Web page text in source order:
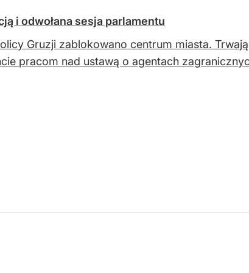
i odwołana sesja parlamentu
Gruzji zablokowano centrum miasta.
pracom nad ustawą o agentach